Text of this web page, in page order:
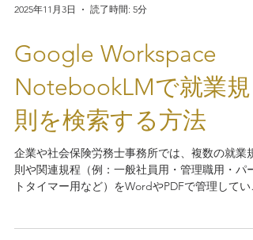
Google Workspace
NotebookLMで就業規
則を検索する方法
企業や社会保険労務士事務所では、複数の就業規